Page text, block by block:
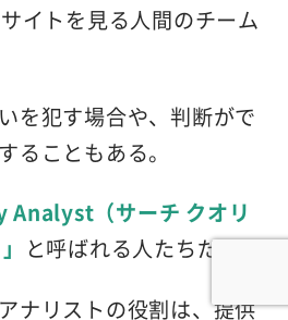
イトを見る人間のチーム
を犯す場合や、判断がで
ることもある。
Analyst（サーチ クオリ
と呼ばれる人たちだ。
ナリストの役割は、提供